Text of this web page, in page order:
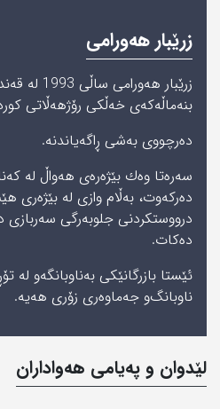
زرێبار هەورامی
زرێبار
بنه‌ماڵه‌كه‌ی‌ خه‌ڵكی‌ رۆژهه‌ڵاتی‌
دەرچووی بەشی ڕاگەیاندنە.
سه‌ره‌تا وەك بێژەرەی هەواڵ لە
ده‌ركه‌وت، بەڵام وازی لە بێژەری
درووستکردنی جلوبەرگی‌ سەربازی
دەکات.
ئێستا بازرگانێكی‌ به‌ناوبانگه‌‌و له‌
ناوبانگ‌و جه‌ماوه‌ری‌ زۆری‌ هه‌یه‌.
لێدوان و په‌یامی‌ هه‌واداران